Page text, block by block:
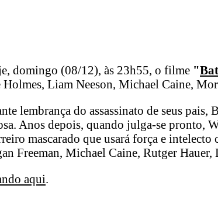
domingo (08/12), às 23h55, o filme "
Liam Neeson, Michael Caine,
lembrança do assassinato de seus
Anos depois, quando julga-se pronto,
mascarado que usará força e intelecto
Freeman, Michael Caine, Rutger Hauer,
aqui.